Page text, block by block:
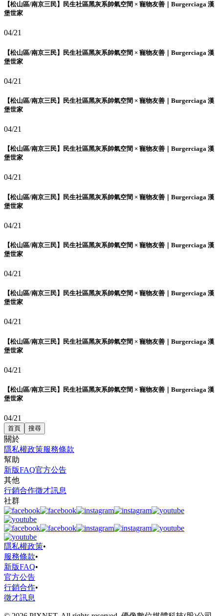
【松山區/南京三民】民生社區黑灰系帥氣空間 × 寵物友善｜Burgerciaga 漢
堡世家
04/21
【松山區/南京三民】民生社區黑灰系帥氣空間 × 寵物友善｜Burgerciaga 漢
堡世家
04/21
【松山區/南京三民】民生社區黑灰系帥氣空間 × 寵物友善｜Burgerciaga 漢
堡世家
04/21
【松山區/南京三民】民生社區黑灰系帥氣空間 × 寵物友善｜Burgerciaga 漢
堡世家
04/21
【松山區/南京三民】民生社區黑灰系帥氣空間 × 寵物友善｜Burgerciaga 漢
堡世家
04/21
【松山區/南京三民】民生社區黑灰系帥氣空間 × 寵物友善｜Burgerciaga 漢
堡世家
04/21
【松山區/南京三民】民生社區黑灰系帥氣空間 × 寵物友善｜Burgerciaga 漢
堡世家
04/21
【松山區/南京三民】民生社區黑灰系帥氣空間 × 寵物友善｜Burgerciaga 漢
堡世家
04/21
【松山區/南京三民】民生社區黑灰系帥氣空間 × 寵物友善｜Burgerciaga 漢
堡世家
04/21
首頁 搜尋
關於
隱私權政策服務條款
幫助
新版FAQ官方公告
其他
行銷合作徵才訊息
社群
隱私權政策•
服務條款•
新版FAQ•
官方公告
行銷合作•
徵才訊息